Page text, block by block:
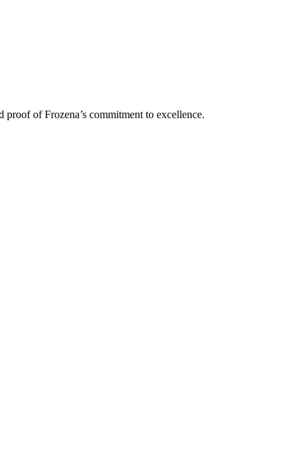
of Frozena’s commitment to excellence.